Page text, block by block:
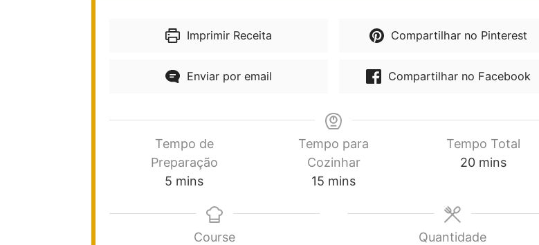
Imprimir Receita Compartilhar no Pinterest
Enviar por email Compartilhar no Facebook
Tempo de
Preparação
5 mins
Tempo para
Cozinhar
15 mins
Tempo Total
20 mins
Course
Quantidade